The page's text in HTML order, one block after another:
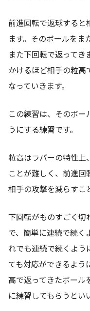
前進回転で返球すると
ます。そのボールをま
また下回転で返って
かけるほど相手の粒高
なっていきます。
この練習は、そのボー
うにする練習です。
粒高はラバーの特性上
ことが難しく、前進回
相手の攻撃を減らすこ
下回転がものすごく切
で、簡単に連続で続く
れでも連続で続くよう
ても対応ができるよう
高で返ってきたボール
に練習してもらうとい